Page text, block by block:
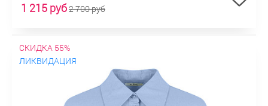
1 215 руб2 700 руб
СКИДКА 55%
ЛИКВИДАЦИЯ